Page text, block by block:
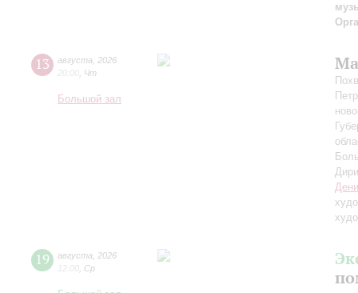
13 августа
2026
20:00 Чт
Большой зал
19 августа
2026
12:00 Ср